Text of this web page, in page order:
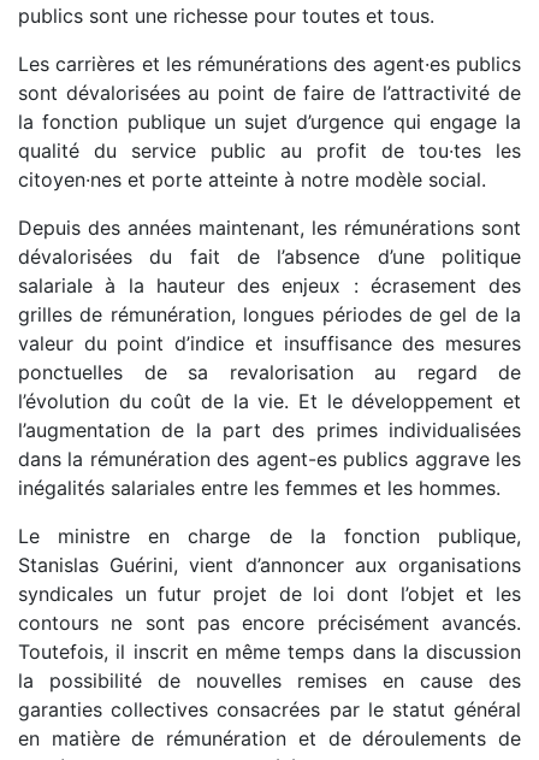
publics sont une richesse pour toutes et tous.
Les carrières et les rémunérations des agent·es publics
sont dévalorisées au point de faire de l’attractivité de
la fonction publique un sujet d’urgence qui engage la
qualité du service public au profit de tou·tes les
citoyen·nes et porte atteinte à notre modèle social.
Depuis des années maintenant, les rémunérations sont
dévalorisées du fait de l’absence d’une politique
salariale à la hauteur des enjeux : écrasement des
grilles de rémunération, longues périodes de gel de la
valeur du point d’indice et insuffisance des mesures
ponctuelles de sa revalorisation au regard de
l’évolution du coût de la vie. Et le développement et
l’augmentation de la part des primes individualisées
dans la rémunération des agent-es publics aggrave les
inégalités salariales entre les femmes et les hommes.
Le ministre en charge de la fonction publique,
Stanislas Guérini, vient d’annoncer aux organisations
syndicales un futur projet de loi dont l’objet et les
contours ne sont pas encore précisément avancés.
Toutefois, il inscrit en même temps dans la discussion
la possibilité de nouvelles remises en cause des
garanties collectives consacrées par le statut général
en matière de rémunération et de déroulements de